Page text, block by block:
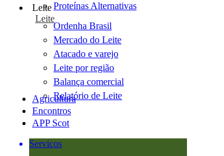
Proteínas Alternativas
Leite
Leite
Ordenha Brasil
Mercado do Leite
Atacado e varejo
Leite por região
Balança comercial
Relatório de Leite
Agricultura
Encontros
APP Scot
Serviços